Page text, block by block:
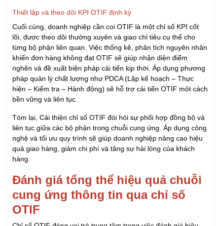
09/08/2026
Khóa Học Quản Lý Sản Xuất Chuyên Nghiệp
09/08/2026
Khóa học Tối ưu hóa Quản lý Sản xuất với Chat
GPT
13/08/2026
Khóa học AI - Ứng dụng AI Tối ưu hóa công việc
hiệu quả
13/08/2026
Khóa Học Kỹ Năng Thuyết Trình Chuyên Nghiệp
14/08/2026
KHÓA QUẢN LÝ KINH DOANH
21/08/2026